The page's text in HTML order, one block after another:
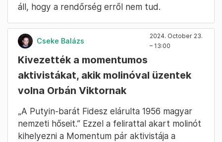
áll, hogy a rendőrség erről nem tud.
Cseke Balázs
2024. October 23.
– 13:00
Kivezették a momentumos
aktivistákat, akik molinóval üzentek
volna Orbán Viktornak
„A Putyin-barát Fidesz elárulta 1956 magyar
nemzeti hőseit.” Ezzel a felirattal akart molinót
kihelyezni a Momentum pár aktivistája a